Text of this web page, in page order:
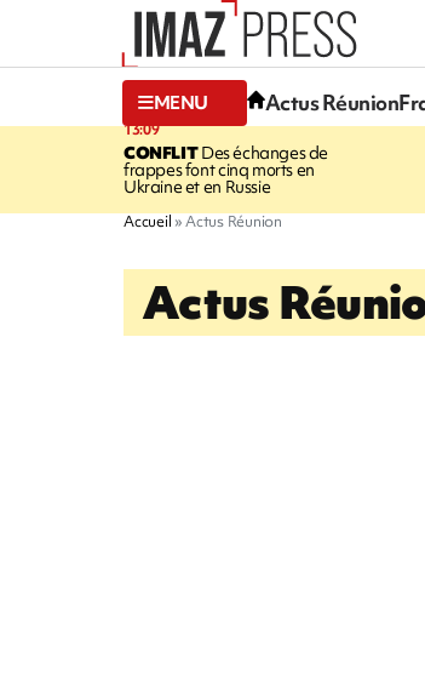
MENU Actus Réunion
13:09
CONFLITDes échanges de
frappes font cinq morts en
Ukraine et en Russie
Accueil Actus Réunion
Actus